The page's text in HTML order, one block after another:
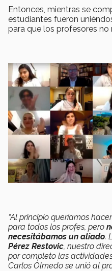
Entonces, mientras se
estudiantes fueron
para que los profesores no
“Al principio queríamos
para todos los profes, pero
necesitábamos un aliado.
Pérez Restovic , nuestro
por completo las
Carlos Olmedo se unió al